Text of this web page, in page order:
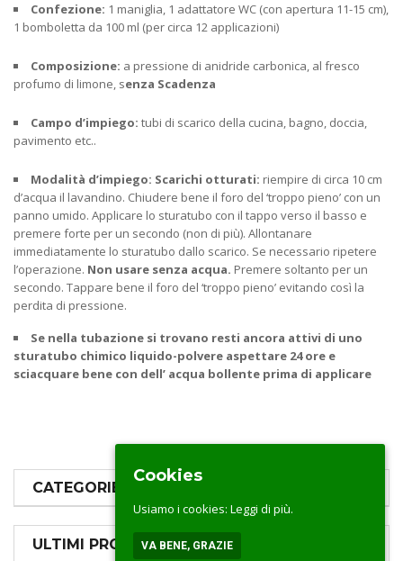
CATEGORIE PRODOTTI
ULTIMI PRODOTTI
Confezione: 1 maniglia, 1 adattatore WC (con apertura 11-15 cm),
1 bomboletta da 100 ml (per circa 12 applicazioni)
Composizione: a pressione di anidride carbonica, al fresco
profumo di limone, senza Scadenza
Campo d’impiego: tubi di scarico della cucina, bagno, doccia,
pavimento etc..
Modalità d’impiego: Scarichi otturati: riempire di circa 10 cm
d’acqua il lavandino. Chiudere bene il foro del ‘troppo pieno’ con un
panno umido. Applicare lo sturatubo con il tappo verso il basso e
premere forte per un secondo (non di più). Allontanare
immediatamente lo sturatubo dallo scarico. Se necessario ripetere
l’operazione. Non usare senza acqua. Premere soltanto per un
secondo. Tappare bene il foro del ‘troppo pieno’ evitando così la
perdita di pressione.
Se nella tubazione si trovano resti ancora attivi di uno
sturatubo chimico liquido-polvere aspettare 24 ore e
sciacquare bene con dell’ acqua bollente prima di applicare
Cookies
Usiamo i cookies: Leggi di più.
VA BENE, GRAZIE